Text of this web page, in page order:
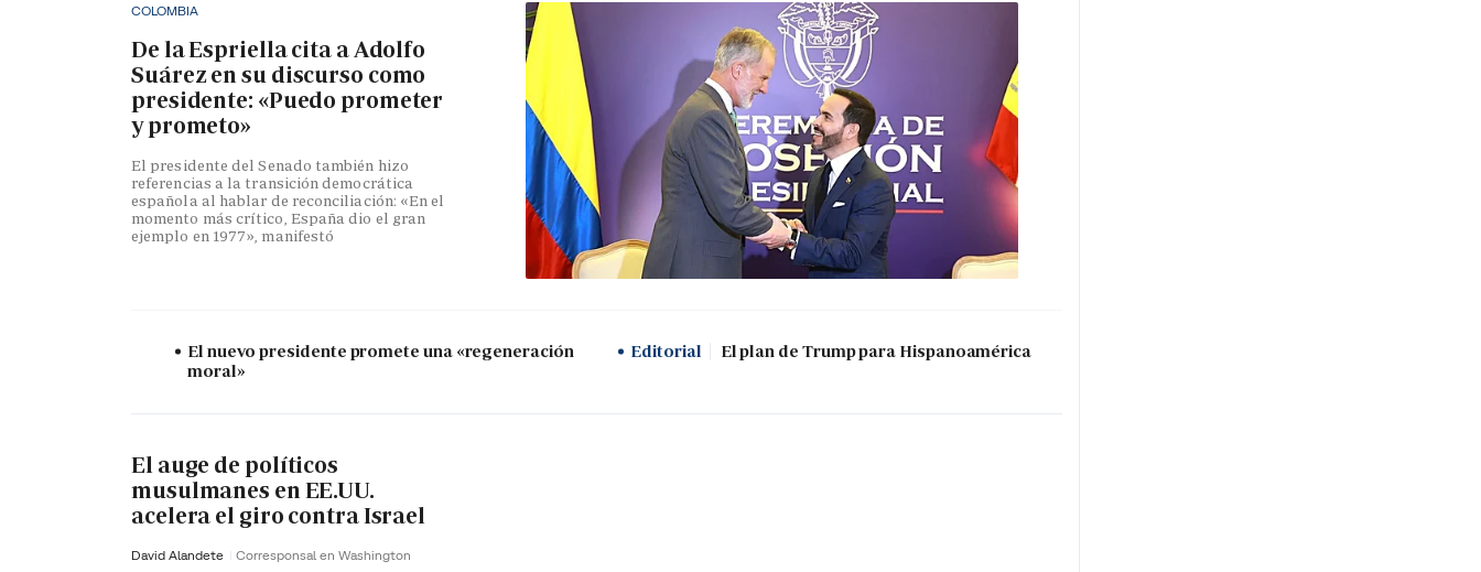
COLOMBIA
De la Espriella cita a Adolfo
Suárez en su discurso como
presidente: «Puedo prometer
y prometo»
El presidente del Senado también hizo
referencias a la transición democrática
española al hablar de reconciliación: «En el
momento más crítico, España dio el gran
ejemplo en 1977», manifestó
El nuevo presidente promete una «regeneración
moral»
Editorial El plan de Trump para Hispanoamérica
El auge de políticos
musulmanes en EE.UU.
acelera el giro contra Israel
David Alandete Corresponsal en Washington